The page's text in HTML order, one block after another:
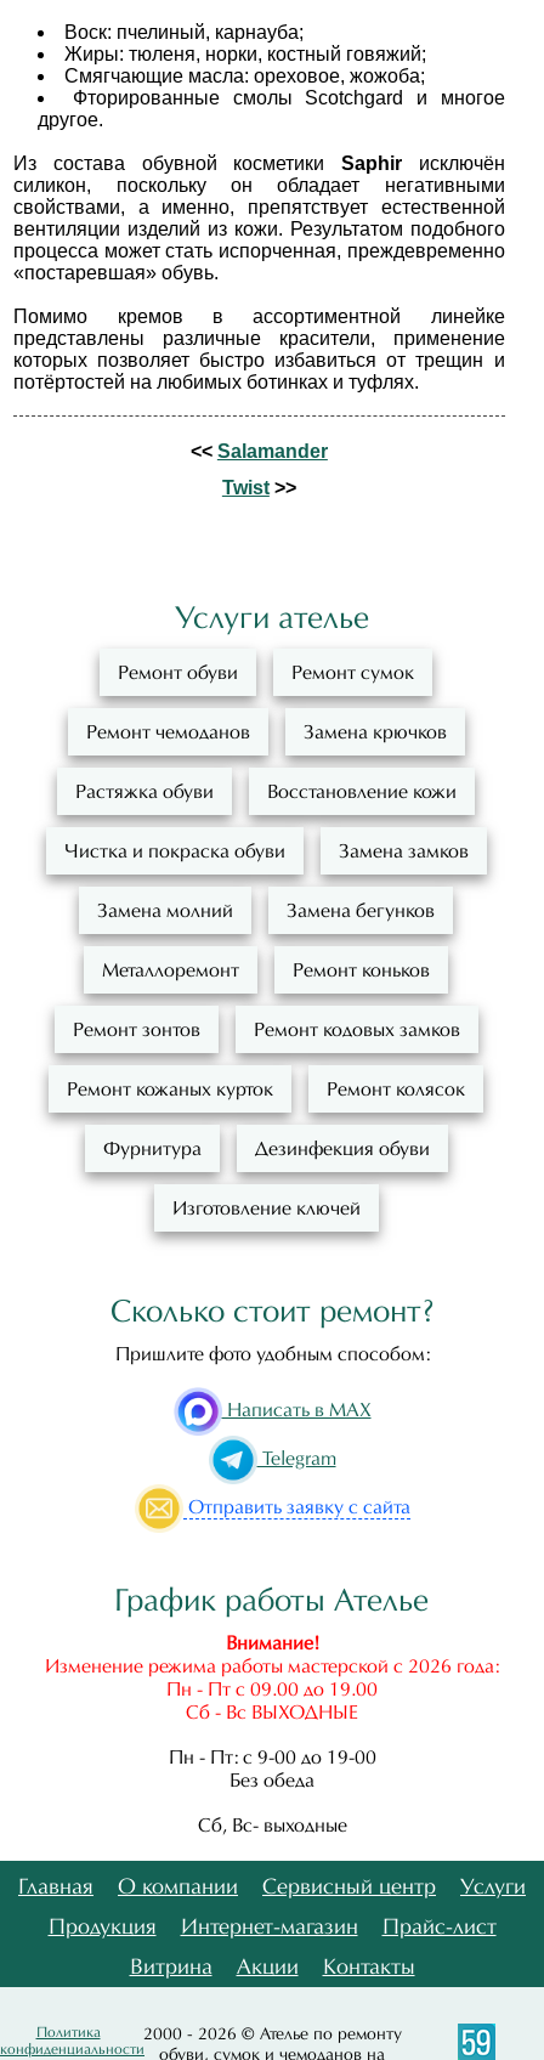
Воск: пчелиный, карнауба;
Жиры: тюленя, норки, костный говяжий;
Смягчающие масла: ореховое, жожоба;
Фторированные смолы Scotchgard и многое
другое.
Из состава обувной косметики Saphirисключён
силикон, поскольку он обладает негативными
свойствами, а именно, препятствует естественной
вентиляции изделий из кожи. Результатом подобного
процесса может стать испорченная, преждевременно
«постаревшая» обувь.
Помимо кремов в ассортиментной линейке
представлены различные красители, применение
которых позволяет быстро избавиться от трещин и
потёртостей на любимых ботинках и туфлях.
<< Salamander
Twist>>
Услуги ателье
Ремонт обуви Ремонт сумок
Ремонт чемоданов Замена крючков
Растяжка обуви Восстановление кожи
Чистка и покраска обуви Замена замков
Замена молний Замена бегунков
Металлоремонт Ремонт коньков
Ремонт зонтов Ремонт кодовых замков
Ремонт кожаных курток Ремонт колясок
Фурнитура Дезинфекция обуви
Изготовление ключей
Сколько стоит ремонт?
Пришлите фото удобным способом:
Написать в MAX
Telegram
Отправить заявку с сайта
График работы Ателье
Внимание!
Изменение режима работы мастерской с 2026 года:
Пн - Пт с 09.00 до 19.00
Сб - Вс ВЫХОДНЫЕ
Пн - Пт: с 9-00 до 19-00
Без обеда
Сб, Вс- выходные
Главная О компании Сервисный центр
Услуги
Продукция
Интернет-магазин
Прайс-лист
Витрина
Акции Контакты
Политика
конфиденциальности
2000 - 2026 © Ателье по ремонту
обуви, сумок и чемоданов на